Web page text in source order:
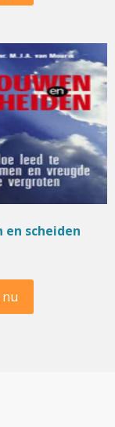
en scheiden